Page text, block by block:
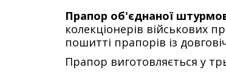
Прапор об'єднаної
колекціонерів військових
пошитті прапорів із
Прапор виготовляється у